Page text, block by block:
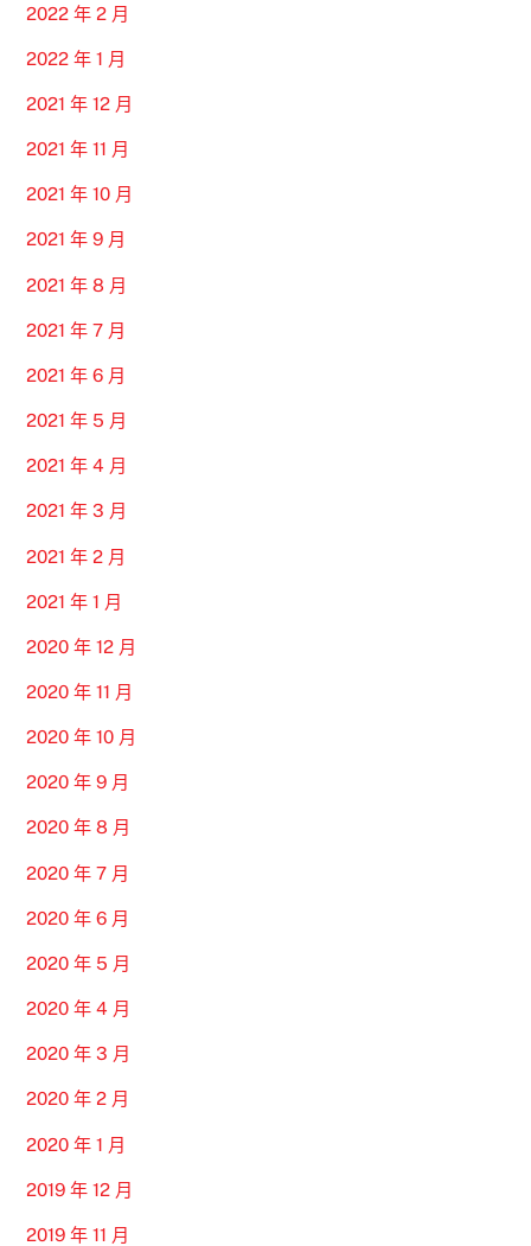
2022 年 2 月
2022 年 1 月
2021 年 12 月
2021 年 11 月
2021 年 10 月
2021 年 9 月
2021 年 8 月
2021 年 7 月
2021 年 6 月
2021 年 5 月
2021 年 4 月
2021 年 3 月
2021 年 2 月
2021 年 1 月
2020 年 12 月
2020 年 11 月
2020 年 10 月
2020 年 9 月
2020 年 8 月
2020 年 7 月
2020 年 6 月
2020 年 5 月
2020 年 4 月
2020 年 3 月
2020 年 2 月
2020 年 1 月
2019 年 12 月
2019 年 11 月